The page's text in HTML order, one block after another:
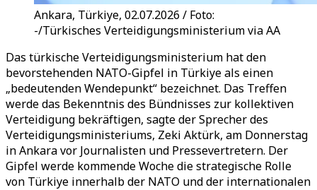
Ankara, Türkiye, 02.07.2026 / Foto:
-/Türkisches Verteidigungsministerium via AA
Das türkische Verteidigungsministerium hat den
bevorstehenden NATO-Gipfel in Türkiye als einen
„bedeutenden Wendepunkt“ bezeichnet. Das Treffen
werde das Bekenntnis des Bündnisses zur kollektiven
Verteidigung bekräftigen, sagte der Sprecher des
Verteidigungsministeriums, Zeki Aktürk, am Donnerstag
in Ankara vor Journalisten und Pressevertretern. Der
Gipfel werde kommende Woche die strategische Rolle
von Türkiye innerhalb der NATO und der internationalen